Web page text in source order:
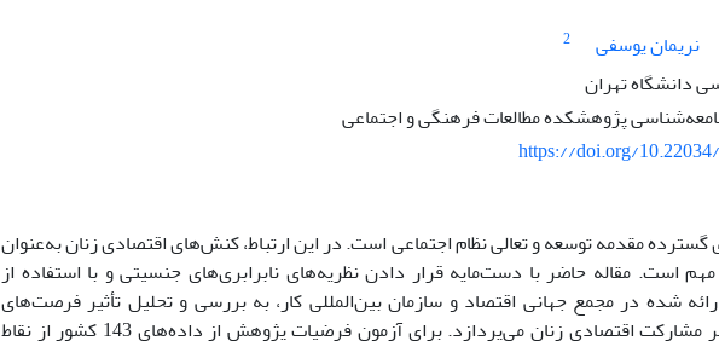
نریمان یوسفی
2
دانشگاه تهران
پژوهشکده مطالعات فرهنگی و اجتماعی
https://doi.org/
مقدمه توسعه و تعالی نظام اجتماعی است. در این ارتباط، کنش‌های اقتصادی زنان به‌عنوان
است. مقاله حاضر با دست‌مایه قرار دادن نظریه‌های نابرابری‌های جنسیتی و با استفاده از
شده در مجمع جهانی اقتصاد و سازمان بین‌المللی کار، به بررسی و تحلیل تأثیر فرصت‌های
نابرابر جنسیتی بر مشارکت اقتصادی زنان می‌پردازد. برای آزمون فرضیات پژوهش از داده‌های 143 کشور از نقاط